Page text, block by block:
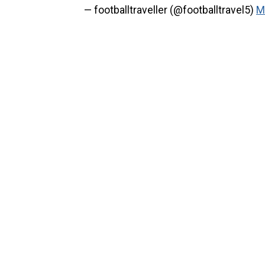
— footballtraveller (@footballtravel5)